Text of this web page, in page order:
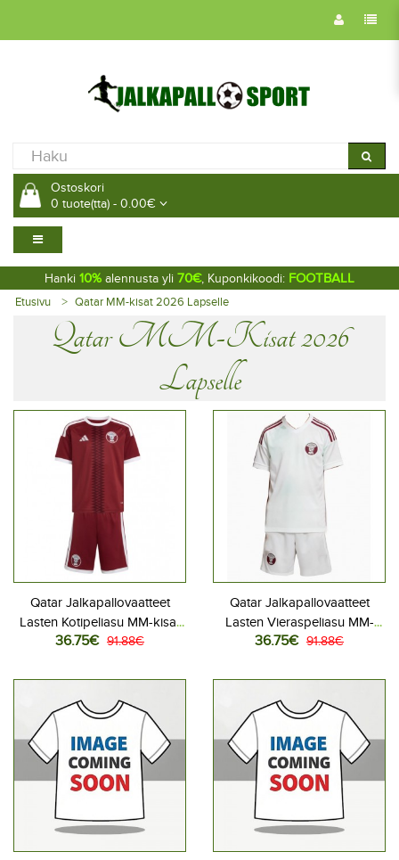
Ostoskori
0 tuote(tta) - 0.00€
Hanki 10% alennusta yli 70€, Kuponkikoodi: FOOTBALL
Etusivu Qatar MM-kisat 2026 Lapselle
Qatar MM-Kisat 2026
Lapselle
Qatar Jalkapallovaatteet
Lasten Kotipeliasu MM-kisat
2026 Lyhythihainen (+ Lyhyet
36.75€ 91.88€
Qatar Jalkapallovaatteet
Lasten Vieraspeliasu MM-
kisat 2026 Lyhythihainen (+
36.75€ 91.88€